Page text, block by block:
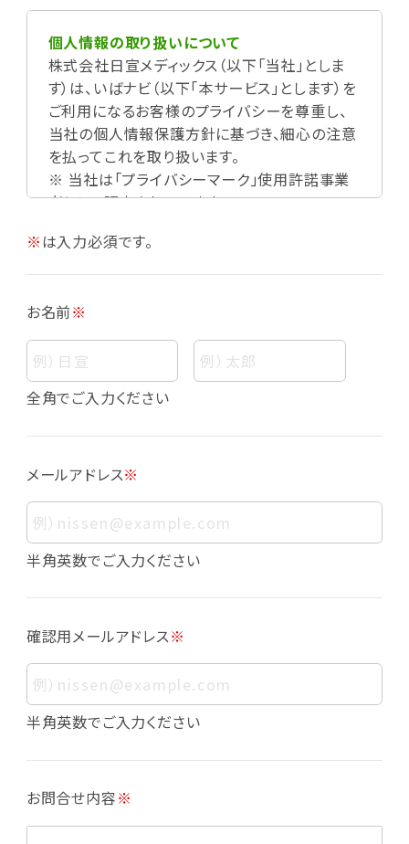
個人情報の取り扱いについて
株式会社日宣メディックス（以下「当社」としま
す）は、いばナビ（以下「本サービス」とします）を
ご利用になるお客様のプライバシーを尊重し、
当社の個人情報保護方針に基づき、細心の注意
を払ってこれを取り扱います。
※ 当社は「プライバシーマーク」使用許諾事業
者として認定されています。
個人情報
個人情報とは、お客様個人に関する情報であっ
て、当該情報を構成する氏名、住所、電話番号、
す。また、その情報のみでは識別できない場合で
も、他の情報と容易に照合することで、結果的に
お客様個人を識別できるものも個人情報に含ま
れます。
個人情報の利用目的について
下の通りであり、これらの目的達成の範囲を超
えてお客様の個人情報を利用することはありま
せん。
・会員登録者の個人認証
・会員ポイントプログラムの運営
・メールマガジンの配信
・本サービスに関する規約等の変更の通知
※は入力必須です。
お名前※
全角でご入力ください
メールアドレス※
半角英数でご入力ください
確認用メールアドレス※
半角英数でご入力ください
お問合せ内容※